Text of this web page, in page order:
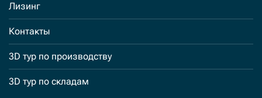
Лизинг
Контакты
3D тур по производству
3D тур по складам